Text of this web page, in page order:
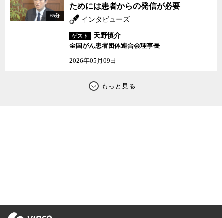
65分
ためには患者からの発信が必要
インタビューズ
ゲスト
天野慎介
全国がん患者団体連合会理事長
2026年05月09日